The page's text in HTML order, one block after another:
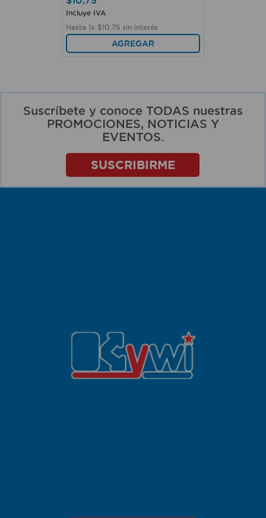
Incluye IVA
Hasta 1x $10 75 sin interés
AGREGAR
Suscríbete y conoce TODAS nuestras
PROMOCIONES, NOTICIAS Y
EVENTOS.
SUSCRIBIRME